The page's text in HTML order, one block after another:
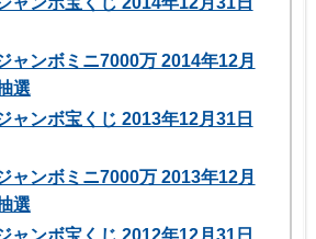
ャンボミニ7000万 2014年12月
選
ャンボ宝くじ 2013年12月31日
ャンボミニ7000万 2013年12月
選
ャンボ宝くじ 2012年12月31日